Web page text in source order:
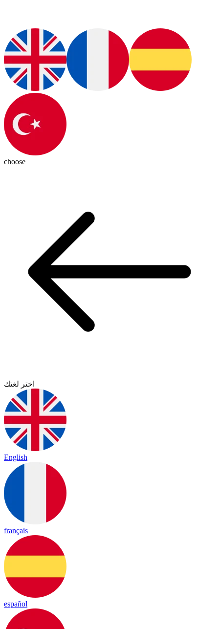
choose
اختر لغتك
English
français
español